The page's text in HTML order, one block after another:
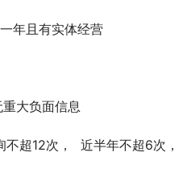
年且有实体经营
大负面信息
超12次，  近半年不超6次，